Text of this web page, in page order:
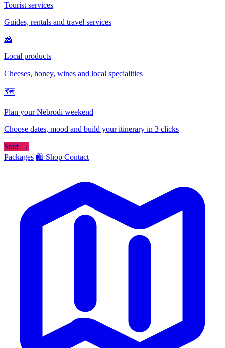
Tourist services
Guides, rentals and travel services
🧀
Local products
Cheeses, honey, wines and local specialities
🗺
Plan your Nebrodi weekend
Choose dates, mood and build your itinerary in 3 clicks
Start →
Packages 🛍️ Shop Contact